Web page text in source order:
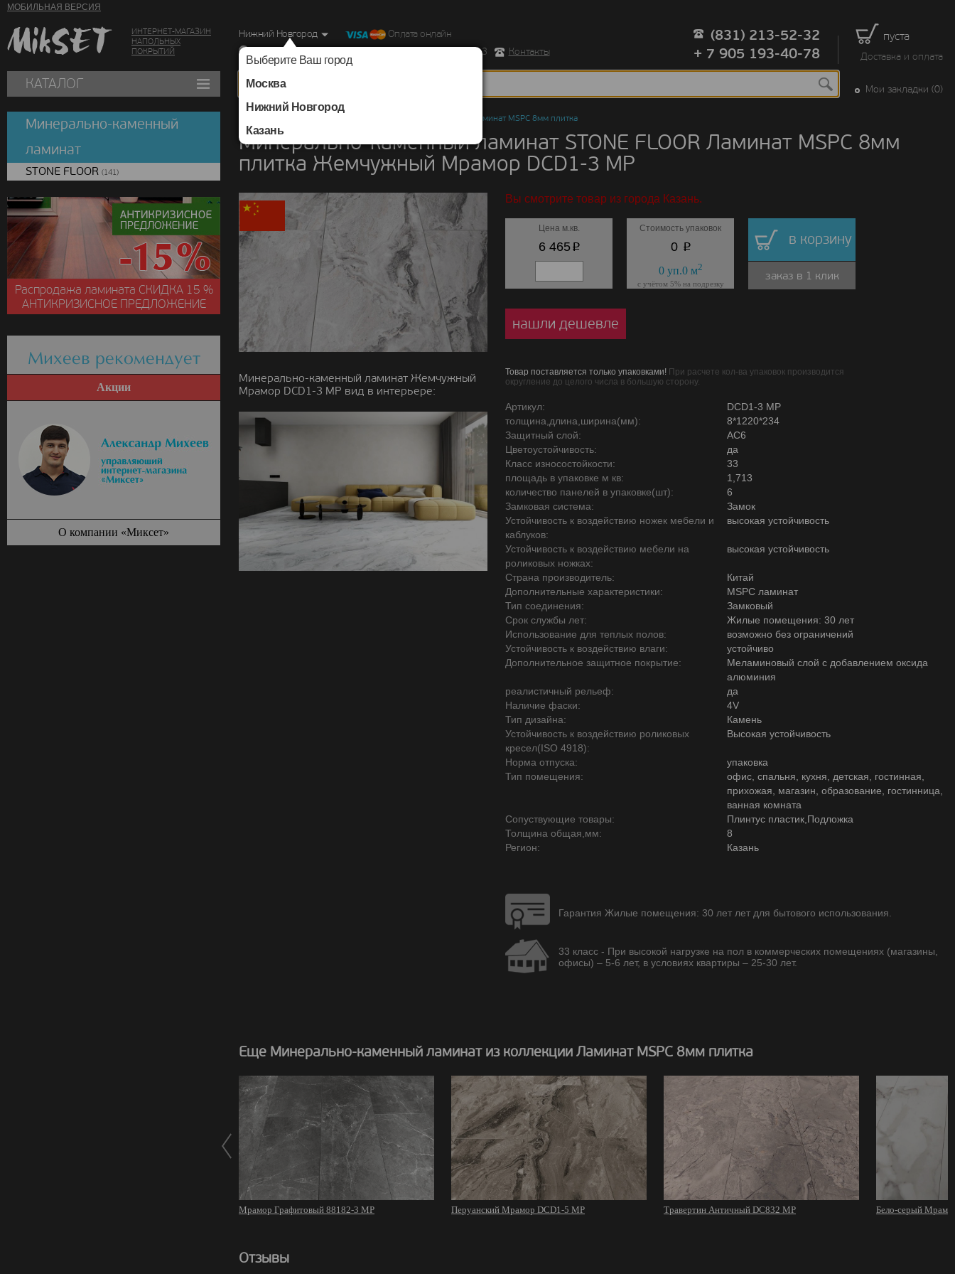
МОБИЛЬНАЯ ВЕРСИЯ
ИНТЕРНЕТ-МАГАЗИН
НАПОЛЬНЫХ
ПОКРЫТИЙ
пуста
Доставка и оплата
Нижний Новгород
Выберите Ваш город
Москва
Нижний Новгород
Казань
Оплата онлайн
г. Нижний Новгород, Ул. Республиканская д.43 корпус 3
Контакты
(831) 213-52-32
+ 7 905 193-40-78
КАТАЛОГ Мои закладки (0)
Ламинат MSPC 8мм плитка
Минерально-каменный ламинат STONE FLOOR Ламинат MSPC 8мм
плитка Жемчужный Мрамор DCD1-3 MP
Минерально-каменный ламинат Жемчужный
Мрамор DCD1-3 MP вид в интерьере:
Вы смотрите товар из города Казань.
Цена м.кв.
6 465p
Стоимость упаковок
0 p
0уп.0м2
с учётом 5% на подрезку
в корзину
заказ в 1 клик
нашли дешевле
Товар поставляется только упаковками! При расчете кол-ва упаковок производится
округление до целого числа в большую сторону.
Артикул:
DCD1-3 MP
толщина,длина,ширина(мм):
8*1220*234
Защитный слой:
AC6
Цветоустойчивость:
да
Класс износостойкости:
33
площадь в упаковке м кв:
1,713
количество панелей в упаковке(шт):
6
Замковая система:
Замок
Устойчивость к воздействию ножек мебели и
каблуков:
высокая устойчивость
Устойчивость к воздействию мебели на
роликовых ножках:
высокая устойчивость
Страна производитель:
Китай
Дополнительные характеристики:
MSPC ламинат
Тип соединения:
Замковый
Срок службы лет:
Жилые помещения: 30 лет
Использование для теплых полов:
возможно без ограничений
Устойчивость к воздействию влаги:
устойчиво
Дополнительное защитное покрытие:
Меламиновый слой с добавлением оксида
алюминия
реалистичный рельеф:
да
Наличие фаски:
4V
Тип дизайна:
Камень
Устойчивость к воздействию роликовых
кресел(ISO 4918):
Высокая устойчивость
Норма отпуска:
упаковка
Тип помещения:
офис, спальня, кухня, детская, гостинная,
прихожая, магазин, образование, гостинница,
ванная комната
Сопуствующие товары:
Плинтус пластик,Подложка
Толщина общая,мм:
8
Регион:
Казань
Гарантия Жилые помещения: 30 лет лет для бытового использования.
33 класс - При высокой нагрузке на пол в коммерческих помещениях (магазины,
офисы) – 5-6 лет, в условиях квартиры – 25-30 лет.
Еще Минерально-каменный ламинат из коллекции Ламинат MSPC 8мм плитка
Мрамор Графитовый 88182-3 MP Перуанский Мрамор DCD1-5 MP Травертин Античный DC832 MP Бело-серый
Отзывы
Минерально-каменный
ламинат
STONE FLOOR (141)
Распродажа ламината СКИДКА15 %
АНТИКРИЗИСНОЕ ПРЕДЛОЖЕНИЕ
Михеев рекомендует
Акции
О компании «Миксет»